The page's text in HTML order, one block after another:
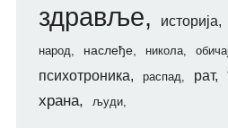
здравље историја
народ наслеђе никола
психотроника распад рат
храна људи